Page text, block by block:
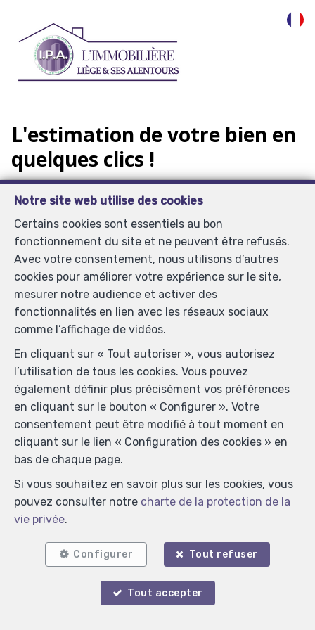
Indicateur
de
prix
Notre site web utilise des cookies
Certains cookies sont essentiels au bon
fonctionnement du site et ne peuvent être refusés.
Avec votre consentement, nous utilisons d’autres
cookies pour améliorer votre expérience sur le site,
mesurer notre audience et activer des
fonctionnalités en lien avec les réseaux sociaux
comme l’affichage de vidéos.
En cliquant sur « Tout autoriser », vous autorisez
l’utilisation de tous les cookies. Vous pouvez
également définir plus précisément vos préférences
en cliquant sur le bouton « Configurer ». Votre
consentement peut être modifié à tout moment en
cliquant sur le lien « Configuration des cookies » en
bas de chaque page.
Si vous souhaitez en savoir plus sur les cookies, vous
pouvez consulter notre charte de la protection de la
vie privée.
Configurer Tout refuser
Tout accepter